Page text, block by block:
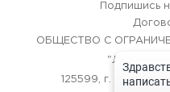
Подпишись
ОБЩЕСТВО С
"ЛОК БОКС
125599, г. Москва,